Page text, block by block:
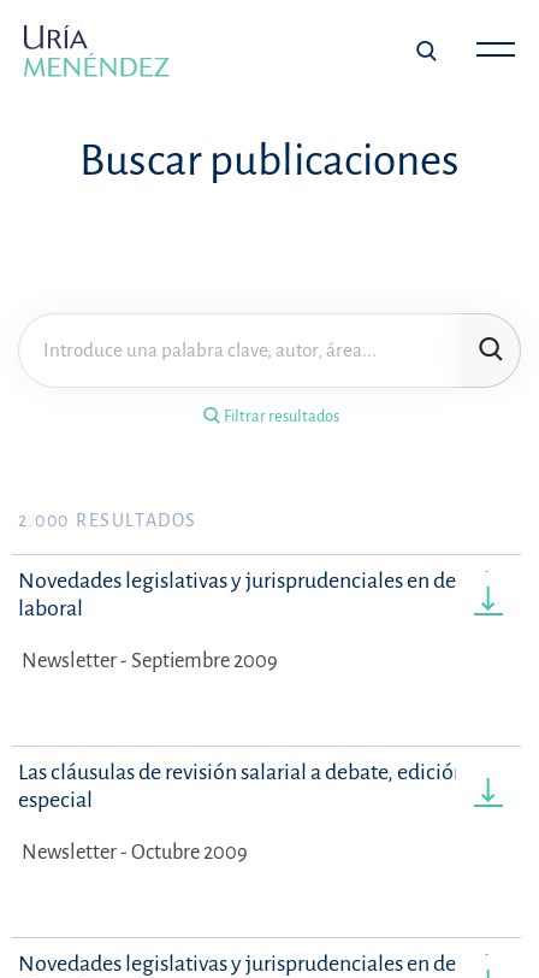
Buscar publicaciones
Filtrar resultados
Filtrar resultados ×
Área de práctica
2.000 RESULTADOS
Novedades legislativas y jurisprudenciales en derecho
laboral
Newsletter - Septiembre 2009
Las cláusulas de revisión salarial a debate, edición
especial
Newsletter - Octubre 2009
Novedades legislativas y jurisprudenciales en derecho